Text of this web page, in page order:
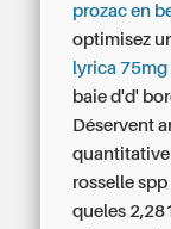
prozac en
optimisez
lyrica
baie d'd'
Déservent
rosselle
queles